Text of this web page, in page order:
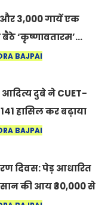
और 3,000 गायें एक
‘कृष्णावतारम’…
ऐसा नज़ारा कि
BAJPAI
दुबे ने CUET-
हासिल कर बढ़ाया
BAJPAI
दिवस: पेड़ आधारित
की आय ₹30,000 से